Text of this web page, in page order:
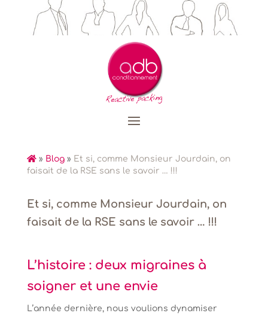
» Blog» Et si, comme Monsieur Jourdain, on
faisait de la RSE sans le savoir … !!!
Et si, comme Monsieur Jourdain, on
faisait de la RSE sans le savoir … !!!
L’histoire : deux migraines à
soigner et une envie
L’année dernière, nous voulions dynamiser